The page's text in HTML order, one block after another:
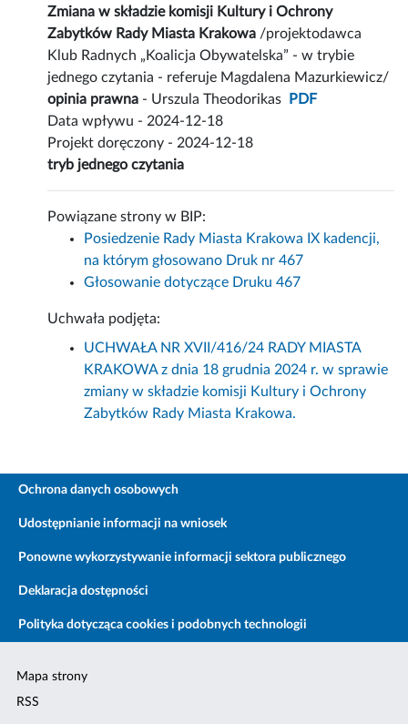
Zmiana w składzie komisji Kultury i Ochrony
Zabytków Rady Miasta Krakowa /projektodawca
Klub Radnych „Koalicja Obywatelska” - w trybie
jednego czytania - referuje Magdalena Mazurkiewicz/
opinia prawna - Urszula Theodorikas
PDF
Data wpływu - 2024-12-18
Projekt doręczony - 2024-12-18
tryb jednego czytania
Powiązane strony w BIP:
Posiedzenie Rady Miasta Krakowa IX kadencji,
na którym głosowano Druk nr 467
Głosowanie dotyczące Druku 467
Uchwała podjęta:
UCHWAŁA NR XVII/416/24 RADY MIASTA
KRAKOWA z dnia 18 grudnia 2024 r. w sprawie
zmiany w składzie komisji Kultury i Ochrony
Zabytków Rady Miasta Krakowa.
Ochrona danych osobowych
Udostępnianie informacji na wniosek
Ponowne wykorzystywanie informacji sektora publicznego
Deklaracja dostępności
Polityka dotycząca cookies i podobnych technologii
Mapa strony
RSS